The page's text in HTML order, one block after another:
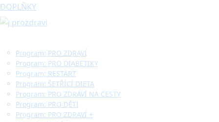
DOPLŇKY
Program: PRO ZDRAVÍ
Program: PRO DIABETIKY
Program: RESTART
Program: ŠETŘÍCÍ DIETA
Program: PRO ZDRAVÍ NA CESTY
Program: PRO DĚTI
Program: PRO ZDRAVÍ +